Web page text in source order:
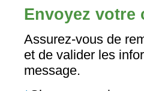
Envoyez votre
Assurez-vous de
et de valider les
message.